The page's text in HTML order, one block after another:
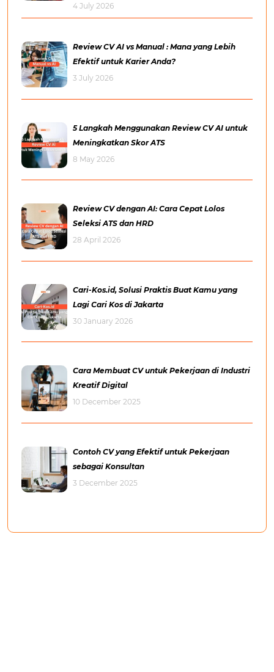
4 July 2026
Review CV AI vs Manual : Mana yang Lebih
Efektif untuk Karier Anda?
3 July 2026
5 Langkah Menggunakan Review CV AI untuk
Meningkatkan Skor ATS
8 May 2026
Review CV dengan AI: Cara Cepat Lolos
Seleksi ATS dan HRD
28 April 2026
Cari-Kos.id, Solusi Praktis Buat Kamu yang
Lagi Cari Kos di Jakarta
30 January 2026
Cara Membuat CV untuk Pekerjaan di Industri
Kreatif Digital
10 December 2025
Contoh CV yang Efektif untuk Pekerjaan
sebagai Konsultan
3 December 2025